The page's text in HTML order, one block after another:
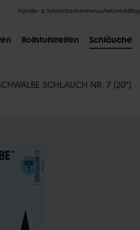
Händler- & SchlauchautomatensucheKontaktBlog
Rollstuhlreifen Schläuche
CLIK VALVE
SCHLAUCH NR. 7 (20")